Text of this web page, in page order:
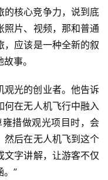
的核心竞争力，说到底
照片、视频，那和普通
，应该是一种全新的叙
事。
观光的创业者。他告诉
何在无人机飞行中融入
措做观光项目时，会
然后在无人机飞到这个
文字讲解，让游客不仅
。”